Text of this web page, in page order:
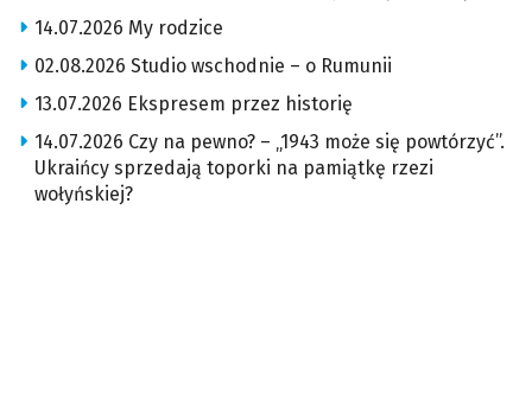
14.07.2026 My rodzice
02.08.2026 Studio wschodnie – o Rumunii
13.07.2026 Ekspresem przez historię
14.07.2026 Czy na pewno? – „1943 może się powtórzyć”.
Ukraińcy sprzedają toporki na pamiątkę rzezi
wołyńskiej?